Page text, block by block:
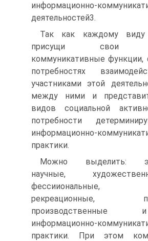
информационно-
деятельностей3.
Так как каждому виду
присущи свои
коммуникативные функции,
потребностях
участниками этой
между ними и
видов социальной
потребности
информационно-
практики.
Можно выделить:
научные,
фессииональные,
рекреационные,
информационно-
практики. При этом